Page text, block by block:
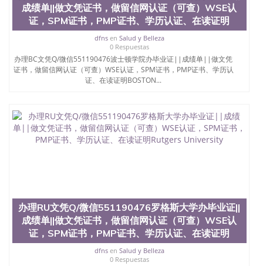
买澳洲大学毕业证成绩单假文凭学历
offieUniversityofSouthernQueensland 澳洲读书未毕
业找人做文凭学位qq微信551190476澳洲读CQU中央
昆士兰大学学历成绩单购买学位证书/澳洲读本科硕
士做文凭/购买澳洲大学毕业证成绩单假文凭学历办
理UH文凭Q/微信551190476休斯顿大学办毕业证||成
绩单||做文凭证书，做留信网认证（可查）WSE认
证，SPM证书，PMP证书、学历认证、在读证明
成绩单||做文凭证书，做留信网认证（可查）WSE认
证，SPM证书，PMP证书、学历认证、在读证明
dfnsen Salud y Belleza
0 Respuestas
办理BC文凭Q/微信551190476波士顿学院办毕业证||成绩单||做文凭
证书，做留信网认证（可查）WSE认证，SPM证书，PMP证书、学历认
证、在读证明BOSTON...
办理RU文凭Q/微信551190476罗格斯大学办毕业证||
成绩单||做文凭证书，做留信网认证（可查）WSE认
证，SPM证书，PMP证书、学历认证、在读证明
dfnsen Salud y Belleza
0 Respuestas